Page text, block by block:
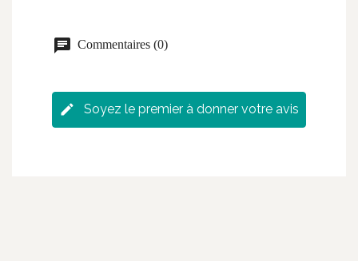
Commentaires (0)
Soyez le premier à donner votre avis